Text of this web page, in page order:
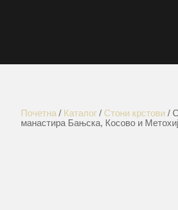
Почетна / Каталог/ Стони крстови/
манастира Бањска, Косово и